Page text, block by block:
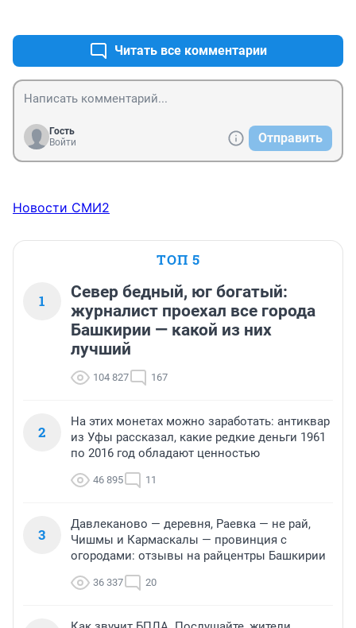
Читать все комментарии
Гость
Войти
Отправить
Новости СМИ2
ТОП 5
1
Север бедный, юг богатый:
журналист проехал все города
Башкирии — какой из них
лучший
104 827 167
2
На этих монетах можно заработать: антиквар
из Уфы рассказал, какие редкие деньги 1961
по 2016 год обладают ценностью
46 895 11
3
Давлеканово — деревня, Раевка — не рай,
Чишмы и Кармаскалы — провинция с
огородами: отзывы на райцентры Башкирии
36 337 20